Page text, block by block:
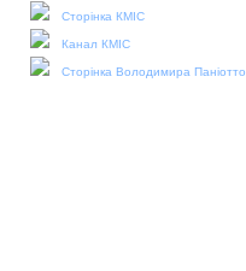
Сторінка КМІС
Канал КМІС
Сторінка Володимира Паніотто